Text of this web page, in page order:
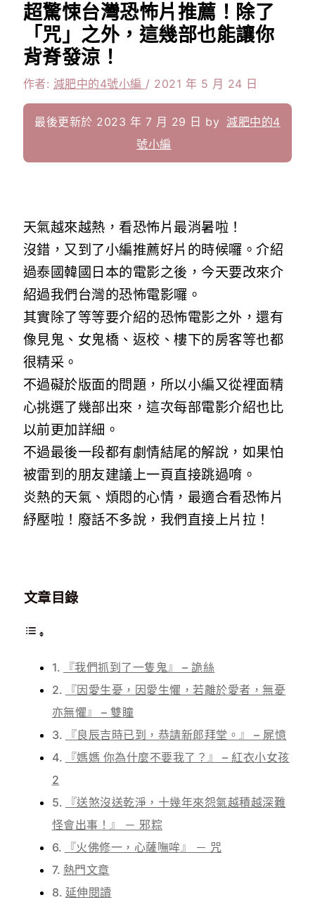
超驚悚台灣恐怖片推薦！除了
「咒」之外，這幾部也能讓你
背脊發涼！
作者: 減肥中的4號小編 / 2021 年 5 月 24 日
最後更新於 2023 年 7 月 29 日 by 減肥中的4
號小編
天氣越來越熱，看恐怖片最消暑啦！
沒錯，又到了小編推薦好片的時候囉。介紹
過泰國韓國日本的電影之後，今天要改來介
紹過我們台灣的恐怖電影囉。
其實除了等等要介紹的恐怖電影之外，還有
像見鬼、女鬼橋、返校、樓下的房客等也都
很精采。
不過礙於版面的問題，所以小編又從裡面精
心挑選了幾部出來，這次每部電影介紹也比
以前更加詳細。
不過最後一段都有劇情結尾的解說，如果怕
被雷到的朋友建議上一頁直接跳過唷。
炎熱的天氣、煩悶的心情，最適合看恐怖片
紓壓啦！廢話不多說，我們直接上片拉！
文章目錄
『我們抓到了一隻鬼』 – 詭絲
『因愛生憂，因愛生懼，若離於愛者，無憂
亦無懼』 – 雙瞳
『良辰吉時已到，恭請新郎拜堂。』 – 屍憶
『媽媽 你為什麼不要我了？』 – 紅衣小女孩
2
『送煞沒送乾淨，十幾年來怨氣越積越深難
怪會出事！』 － 邪粽
『火佛修一，心薩嘸哞』 － 咒
熱門文章
延伸閱讀